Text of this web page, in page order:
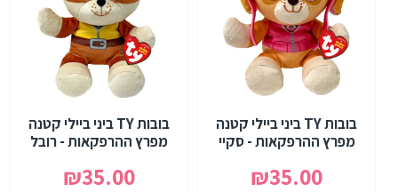
בובות TY ביני ביילי קטנה
מפרץ ההרפקאות - סקיי
₪35.00
בובות TY ביני ביילי קטנה
מפרץ ההרפקאות - רובל
₪35.00